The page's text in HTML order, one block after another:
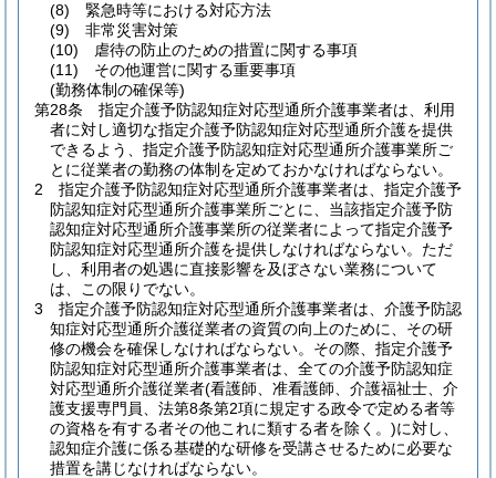
(8)
緊急時等における対応方法
(9)
非常災害対策
(10)
虐待の防止のための措置に関する事項
(11)
その他運営に関する重要事項
(勤務体制の確保等)
第28条
指定介護予防認知症対応型通所介護事業者は、利用
者に対し適切な指定介護予防認知症対応型通所介護を提供
できるよう、指定介護予防認知症対応型通所介護事業所ご
とに従業者の勤務の体制を定めておかなければならない。
2
指定介護予防認知症対応型通所介護事業者は、指定介護予
防認知症対応型通所介護事業所ごとに、当該指定介護予防
認知症対応型通所介護事業所の従業者によって指定介護予
防認知症対応型通所介護を提供しなければならない。 ただ
し、利用者の処遇に直接影響を及ぼさない業務について
は、この限りでない。
3
指定介護予防認知症対応型通所介護事業者は、介護予防認
知症対応型通所介護従業者の資質の向上のために、その研
修の機会を確保しなければならない。 その際、指定介護予
防認知症対応型通所介護事業者は、全ての介護予防認知症
対応型通所介護従業者(看護師、准看護師、介護福祉士、介
護支援専門員、法第8条第2項に規定する政令で定める者等
の資格を有する者その他これに類する者を除く。)に対し、
認知症介護に係る基礎的な研修を受講させるために必要な
措置を講じなければならない。